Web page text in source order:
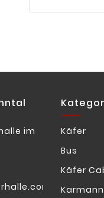
im
Käfer
Bus
Käfer